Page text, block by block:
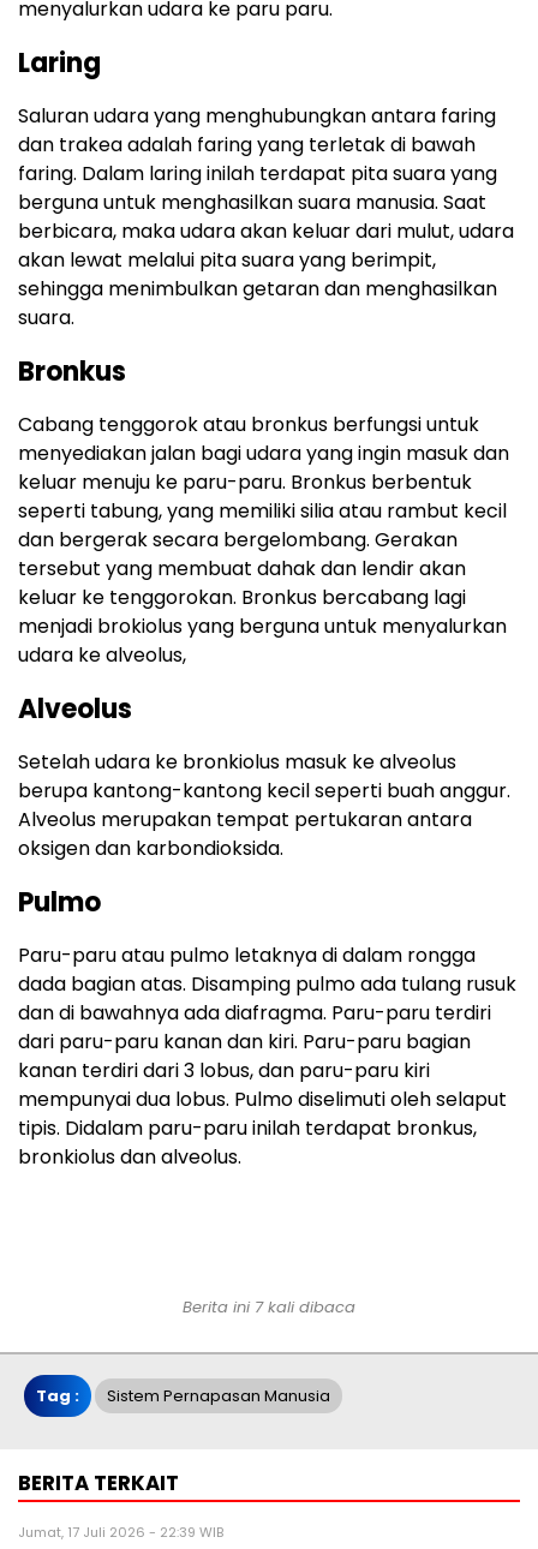
menyalurkan udara ke paru paru.
Laring
Saluran udara yang menghubungkan antara faring
dan trakea adalah faring yang terletak di bawah
faring. Dalam laring inilah terdapat pita suara yang
berguna untuk menghasilkan suara manusia. Saat
berbicara, maka udara akan keluar dari mulut, udara
akan lewat melalui pita suara yang berimpit,
sehingga menimbulkan getaran dan menghasilkan
suara.
Bronkus
Cabang tenggorok atau bronkus berfungsi untuk
menyediakan jalan bagi udara yang ingin masuk dan
keluar menuju ke paru-paru. Bronkus berbentuk
seperti tabung, yang memiliki silia atau rambut kecil
dan bergerak secara bergelombang. Gerakan
tersebut yang membuat dahak dan lendir akan
keluar ke tenggorokan. Bronkus bercabang lagi
menjadi brokiolus yang berguna untuk menyalurkan
udara ke alveolus,
Alveolus
Setelah udara ke bronkiolus masuk ke alveolus
berupa kantong-kantong kecil seperti buah anggur.
Alveolus merupakan tempat pertukaran antara
oksigen dan karbondioksida.
Pulmo
Paru-paru atau pulmo letaknya di dalam rongga
dada bagian atas. Disamping pulmo ada tulang rusuk
dan di bawahnya ada diafragma. Paru-paru terdiri
dari paru-paru kanan dan kiri. Paru-paru bagian
kanan terdiri dari 3 lobus, dan paru-paru kiri
mempunyai dua lobus. Pulmo diselimuti oleh selaput
tipis. Didalam paru-paru inilah terdapat bronkus,
bronkiolus dan alveolus.
Berita ini 7 kali dibaca
Tag : Sistem Pernapasan Manusia
BERITA TERKAIT
Jumat, 17 Juli 2026 - 22:39 WIB